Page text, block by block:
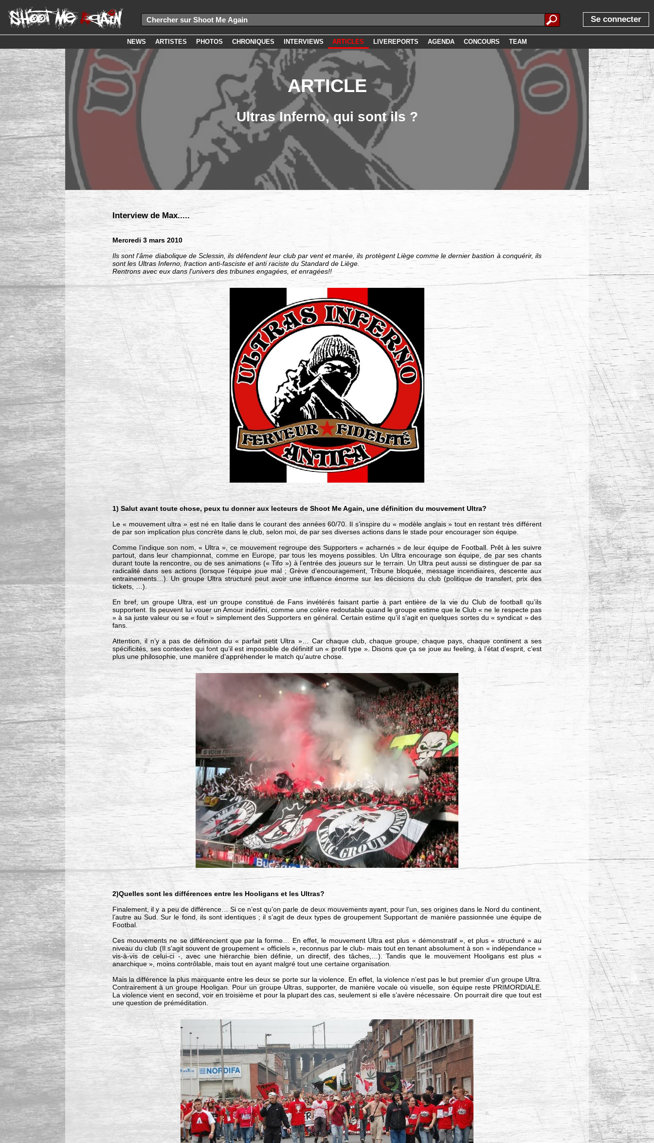
Se connecter
NEWS ARTISTES PHOTOS CHRONIQUES INTERVIEWS ARTICLES LIVEREPORTS AGENDA CONCOURS TEAM
ARTICLE
Ultras Inferno, qui sont ils ?
Interview de Max.....
Mercredi 3 mars 2010
Ils sont l'âme diabolique de Sclessin, ils défendent leur club par vent et marée, ils protègent Liège comme le dernier bastion à conquérir, ils
sont les Ultras Inferno, fraction anti-fasciste et anti raciste du Standard de Liège.
Rentrons avec eux dans l'univers des tribunes engagées, et enragées!!
1) Salut avant toute chose, peux tu donner aux lecteurs de Shoot Me Again, une définition du mouvement Ultra?
Le « mouvement ultra » est né en Italie dans le courant des années 60/70. Il s’inspire du « modèle anglais » tout en restant très différent
de par son implication plus concrète dans le club, selon moi, de par ses diverses actions dans le stade pour encourager son équipe.
Comme l’indique son nom, « Ultra », ce mouvement regroupe des Supporters « acharnés » de leur équipe de Football. Prêt à les suivre
partout, dans leur championnat, comme en Europe, par tous les moyens possibles. Un Ultra encourage son équipe, de par ses chants
durant toute la rencontre, ou de ses animations (« Tifo ») à l’entrée des joueurs sur le terrain. Un Ultra peut aussi se distinguer de par sa
radicalité dans ses actions (lorsque l’équipe joue mal ; Grève d’encouragement, Tribune bloquée, message incendiaires, descente aux
entrainements…). Un groupe Ultra structuré peut avoir une influence énorme sur les décisions du club (politique de transfert, prix des
tickets, …).
En bref, un groupe Ultra, est un groupe constitué de Fans invétérés faisant partie à part entière de la vie du Club de football qu’ils
supportent. Ils peuvent lui vouer un Amour indéfini, comme une colère redoutable quand le groupe estime que le Club « ne le respecte pas
» à sa juste valeur ou se « fout » simplement des Supporters en général. Certain estime qu’il s’agit en quelques sortes du « syndicat » des
fans.
Attention, il n’y a pas de définition du « parfait petit Ultra »… Car chaque club, chaque groupe, chaque pays, chaque continent a ses
spécificités, ses contextes qui font qu’il est impossible de définitif un « profil type ». Disons que ça se joue au feeling, à l’état d’esprit, c’est
plus une philosophie, une manière d’appréhender le match qu’autre chose.
2)Quelles sont les différences entre les Hooligans et les Ultras?
Finalement, il y a peu de différence… Si ce n’est qu’on parle de deux mouvements ayant, pour l’un, ses origines dans le Nord du continent,
l’autre au Sud. Sur le fond, ils sont identiques ; il s’agit de deux types de groupement Supportant de manière passionnée une équipe de
Footbal.
Ces mouvements ne se différencient que par la forme… En effet, le mouvement Ultra est plus « démonstratif », et plus « structuré » au
niveau du club (Il s’agit souvent de groupement « officiels », reconnus par le club- mais tout en tenant absolument à son « indépendance »
vis-à-vis de celui-ci -, avec une hiérarchie bien définie, un directif, des tâches,…). Tandis que le mouvement Hooligans est plus «
anarchique », moins contrôlable, mais tout en ayant malgré tout une certaine organisation.
Mais la différence la plus marquante entre les deux se porte sur la violence. En effet, la violence n’est pas le but premier d’un groupe Ultra.
Contrairement à un groupe Hooligan. Pour un groupe Ultras, supporter, de manière vocale où visuelle, son équipe reste PRIMORDIALE.
La violence vient en second, voir en troisième et pour la plupart des cas, seulement si elle s’avère nécessaire. On pourrait dire que tout est
une question de préméditation.